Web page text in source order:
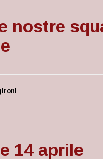
nostre
14 aprile